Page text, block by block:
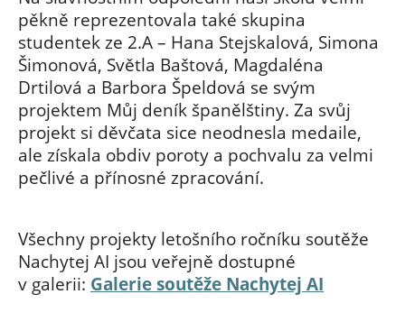
pěkně reprezentovala také skupina
studentek ze 2.A – Hana Stejskalová, Simona
Šimonová, Světla Baštová, Magdaléna
Drtilová a Barbora Špeldová se svým
projektem Můj deník španělštiny. Za svůj
projekt si děvčata sice neodnesla medaile,
ale získala obdiv poroty a pochvalu za velmi
pečlivé a přínosné zpracování.
Všechny projekty letošního ročníku soutěže
Nachytej AI jsou veřejně dostupné
v galerii: Galerie soutěže Nachytej AI